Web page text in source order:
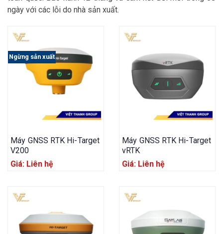
ngày với các lỗi do nhà sản xuất.
Ngừng sản xuất
Máy GNSS RTK Hi-Target
V200
Giá: Liên hệ
Máy GNSS RTK Hi-Target
vRTK
Giá: Liên hệ